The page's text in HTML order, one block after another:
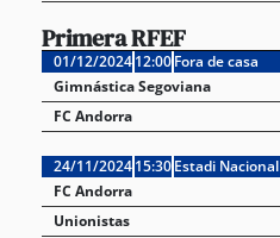
Primera RFEF
01/12/202412:00Fora de casa
Gimnástica Segoviana
FC Andorra
24/11/202415:30Estadi Nacional
FC Andorra
Unionistas